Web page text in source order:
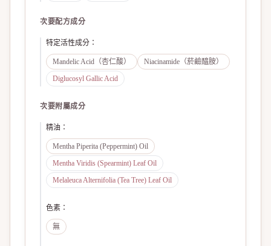
次要配方成分
特定活性成分 ：
Mandelic Acid（杏仁酸）
Niacinamide（菸鹼醯胺）
Diglucosyl Gallic Acid
次要附屬成分
精油 ：
Mentha Piperita (Peppermint) Oil
Mentha Viridis (Spearmint) Leaf Oil
Melaleuca Alternifolia (Tea Tree) Leaf Oil
色素 ：
無